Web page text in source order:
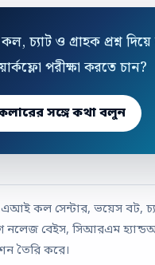
চ্যাট ও গ্রাহক প্রশ্ন দিয়ে
পরীক্ষা করতে চান?
সঙ্গে কথা বলুন
এআই কল সেন্টার, ভয়েস বট,
নলেজ বেইস, সিআরএম
তৈরি করে।